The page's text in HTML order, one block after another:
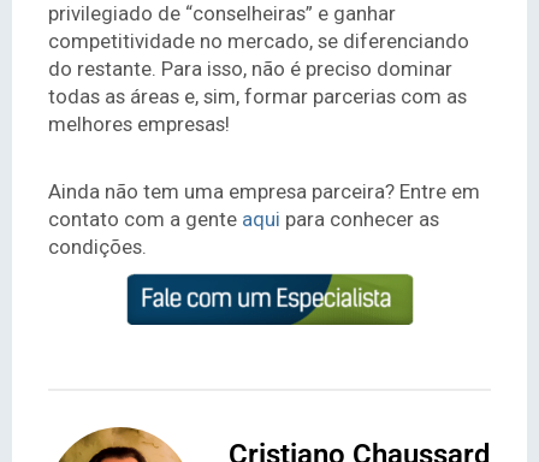
privilegiado de “conselheiras” e ganhar
competitividade no mercado, se diferenciando
do restante. Para isso, não é preciso dominar
todas as áreas e, sim, formar parcerias com as
melhores empresas!
Ainda não tem uma empresa parceira? Entre em
contato com a gente aqui para conhecer as
condições.
Cristiano Chaussard